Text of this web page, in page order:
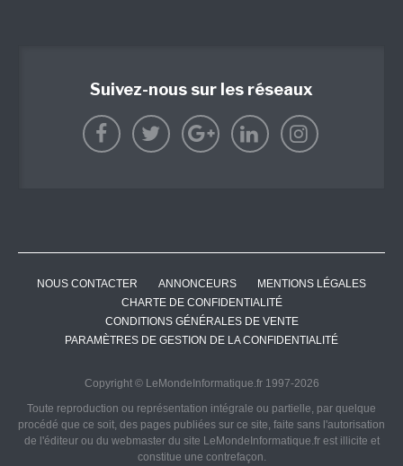
Suivez-nous sur les réseaux
NOUS CONTACTER ANNONCEURS
MENTIONS LÉGALES
CHARTE DE CONFIDENTIALITÉ
CONDITIONS GÉNÉRALES DE VENTE
PARAMÈTRES DE GESTION DE LA CONFIDENTIALITÉ
Copyright © LeMondeInformatique.fr 1997-2026
Toute reproduction ou représentation intégrale ou partielle, par quelque
procédé que ce soit, des pages publiées sur ce site, faite sans l'autorisation
de l'éditeur ou du webmaster du site LeMondeInformatique.fr est illicite et
constitue une contrefaçon.